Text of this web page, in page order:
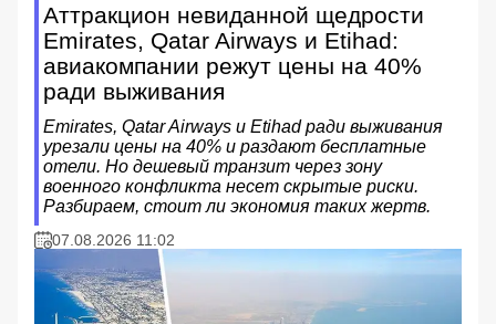
Аттракцион невиданной щедрости
Emirates, Qatar Airways и Etihad:
авиакомпании режут цены на 40%
ради выживания
Emirates, Qatar Airways и Etihad ради выживания
урезали цены на 40% и раздают бесплатные
отели. Но дешевый транзит через зону
военного конфликта несет скрытые риски.
Разбираем, стоит ли экономия таких жертв.
07.08.2026 11:02